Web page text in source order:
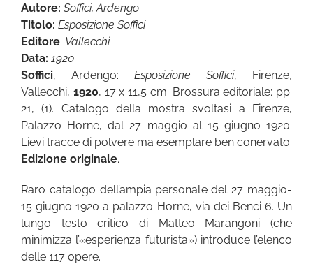
Autore: Soffici, Ardengo
Titolo: Esposizione Soffici
Editore: Vallecchi
Data: 1920
Soffici, Ardengo: Esposizione Soffici, Firenze,
Vallecchi, 1920, 17 x 11,5 cm. Brossura editoriale; pp.
21, (1). Catalogo della mostra svoltasi a Firenze,
Palazzo Horne, dal 27 maggio al 15 giugno 1920.
Lievi tracce di polvere ma esemplare ben conervato.
Edizione originale.
Raro catalogo dell’ampia personale del 27 maggio-
15 giugno 1920 a palazzo Horne, via dei Benci 6. Un
lungo testo critico di Matteo Marangoni (che
minimizza l’«esperienza futurista») introduce l’elenco
delle 117 opere.